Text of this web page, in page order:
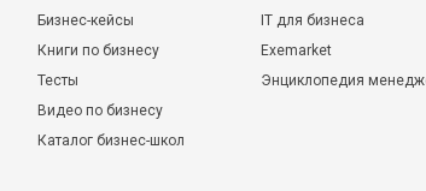
Бизнес-кейсы
Книги по бизнесу
Тесты
Видео по бизнесу
Каталог бизнес-школ
IT для бизнеса
Exemarket
Энциклопедия